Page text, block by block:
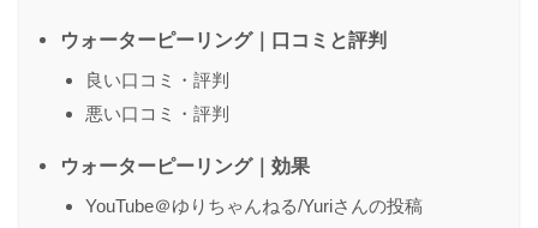
送信する
ウォーターピーリング｜口コミと評判
良い口コミ・評判
悪い口コミ・評判
ウォーターピーリング｜効果
YouTube＠ゆりちゃんねる/Yuriさんの投稿